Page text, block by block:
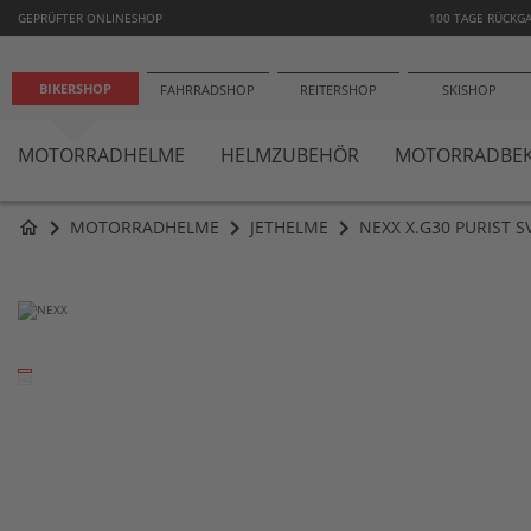
GEPRÜFTER ONLINESHOP 100 TAGE
BIKERSHOP FAHRRADSHOP REITERSHOP SKISHOP
MOTORRADHELME HELMZUBEHÖR
home MOTORRADHELME JETHELME NEXX X.G30 PURIST
Zum
Bildergalerie